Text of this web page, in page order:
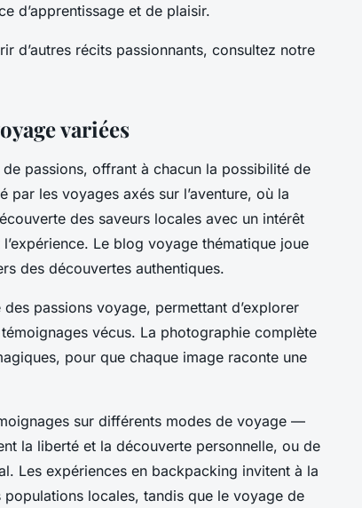
d’apprentissage et de plaisir.
d’autres récits passionnants, consultez notre
variées
passions, offrant à chacun la possibilité de
les voyages axés sur l’aventure, où la
des saveurs locales avec un intérêt
Le blog voyage thématique joue
des découvertes authentiques.
passions voyage, permettant d’explorer
vécus. La photographie complète
pour que chaque image raconte une
sur différents modes de voyage —
la liberté et la découverte personnelle, ou de
Les expériences en backpacking invitent à la
locales, tandis que le voyage de